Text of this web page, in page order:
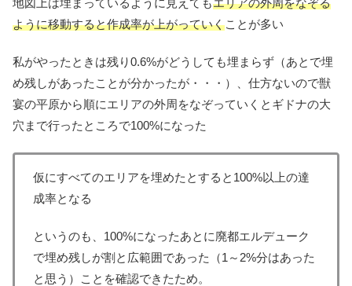
ように移動すると作成率が上がっていくことが多い
私がやったときは残り0.6%がどうしても埋まらず（あとで埋
め残しがあったことが分かったが・・・）、仕方ないので獣
宴の平原から順にエリアの外周をなぞっていくとギドナの大
穴まで行ったところで100%になった
仮にすべてのエリアを埋めたとすると100%以上の達
成率となる
というのも、100%になったあとに廃都エルデューク
で埋め残しが割と広範囲であった（1～2%分はあった
と思う）ことを確認できたため。